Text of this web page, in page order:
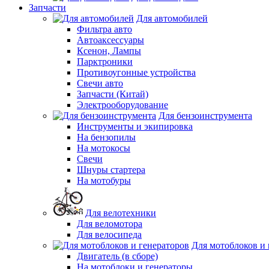
Запчасти
Для автомобилей
Фильтра авто
Автоаксессуары
Ксенон, Лампы
Парктроники
Противоугонные устройства
Свечи авто
Запчасти (Китай)
Электрооборудование
Для бензоинструмента
Инструменты и экипировка
На бензопилы
На мотокосы
Свечи
Шнуры стартера
На мотобуры
Для велотехники
Для веломотора
Для велосипеда
Для мотоблоков и
Двигатель (в сборе)
На мотоблоки и генераторы